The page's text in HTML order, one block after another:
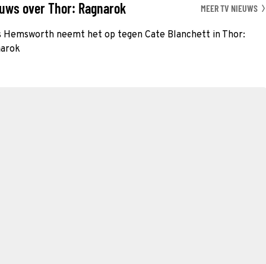
over Thor: Ragnarok MEER TV NIEUWS
Hemsworth neemt het op tegen Cate Blanchett in Thor: